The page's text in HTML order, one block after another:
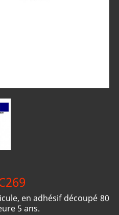
en adhésif découpé 80
5 ans.